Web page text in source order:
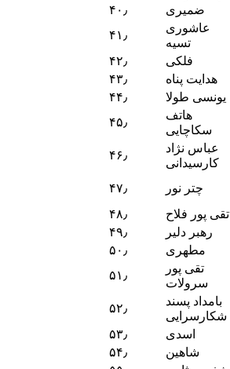
ضمیری
عاشوری
تسیه
فلکی
هدایت پناه
یونسی طولا
هاتف
سکاچایی
عباس نژاد
کارسیدانی
چتر نور
تقی پور فلاح
رهبر دلیر
مطهری
تقی پور
سرولات
بامداد پسند
شکارسرایی
اسدی
شاهین